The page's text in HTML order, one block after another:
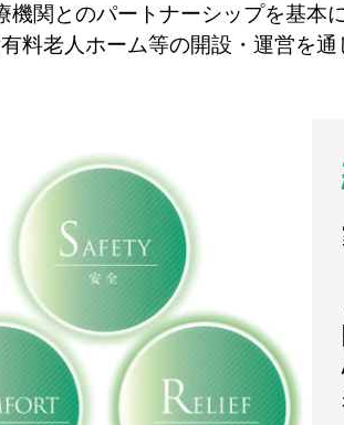
関とのパートナーシップを基本
料老人ホーム等の開設・運営を